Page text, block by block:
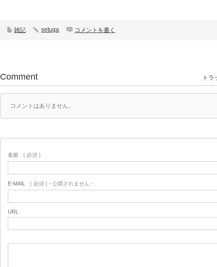
雑記 setuga コメントを書く
Comment トラ
コメントはありません。
名前 ( 必須 )
E-MAIL ( 必須 ) - 公開されません -
URL